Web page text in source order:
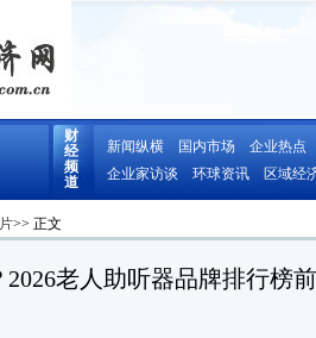
财
经
频
道
新闻纵横 国内市场
企业热点
企业家访谈
环球资讯 区域经
>> 正文
2026老人助听器品牌排行榜